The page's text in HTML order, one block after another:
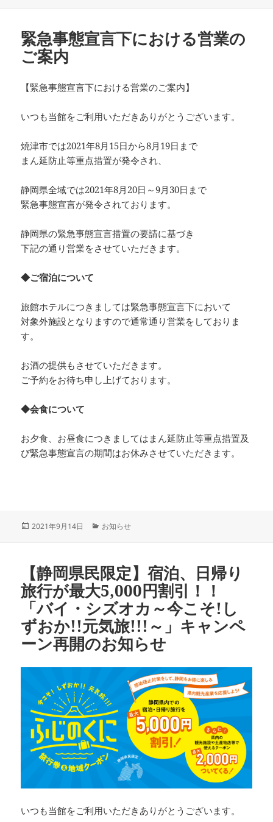
ー
緊急事態宣言下における営業の
ご案内
【緊急事態宣言下における営業のご案内】
いつも当館をご利用いただきありがとうございます。
焼津市では2021年8月15日から8月19日まで
まん延防止等重点措置が発令され、
静岡県全域では2021年8月20日～9月30日まで
緊急事態宣言が発令されております。
静岡県の緊急事態宣言措置の要請に基づき
下記の通り営業をさせていただきます。
◆ご宿泊について
旅館ホテルにつきましては緊急事態宣言下において
対象外施設となりますので通常通り営業をしておりま
す。
お酒の提供もさせていただきます。
ご予約をお待ち申し上げております。
◆会食について
お夕食、お昼食につきましてはまん延防止等重点措置及
び緊急事態宣言の期間はお休みさせていただきます。
投
2021年9月14日
カ
ー
お知らせ
【静岡県民限定】宿泊、日帰り
旅行が最大5,000円割引！！
「バイ・シズオカ～今こそ!し
ずおか!!元気旅!!!～」キャンペ
ーン再開のお知らせ
いつも当館をご利用いただきありがとうございます。